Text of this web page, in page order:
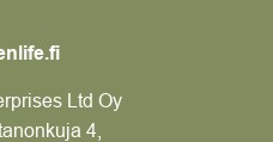
Ltd Oy
4,